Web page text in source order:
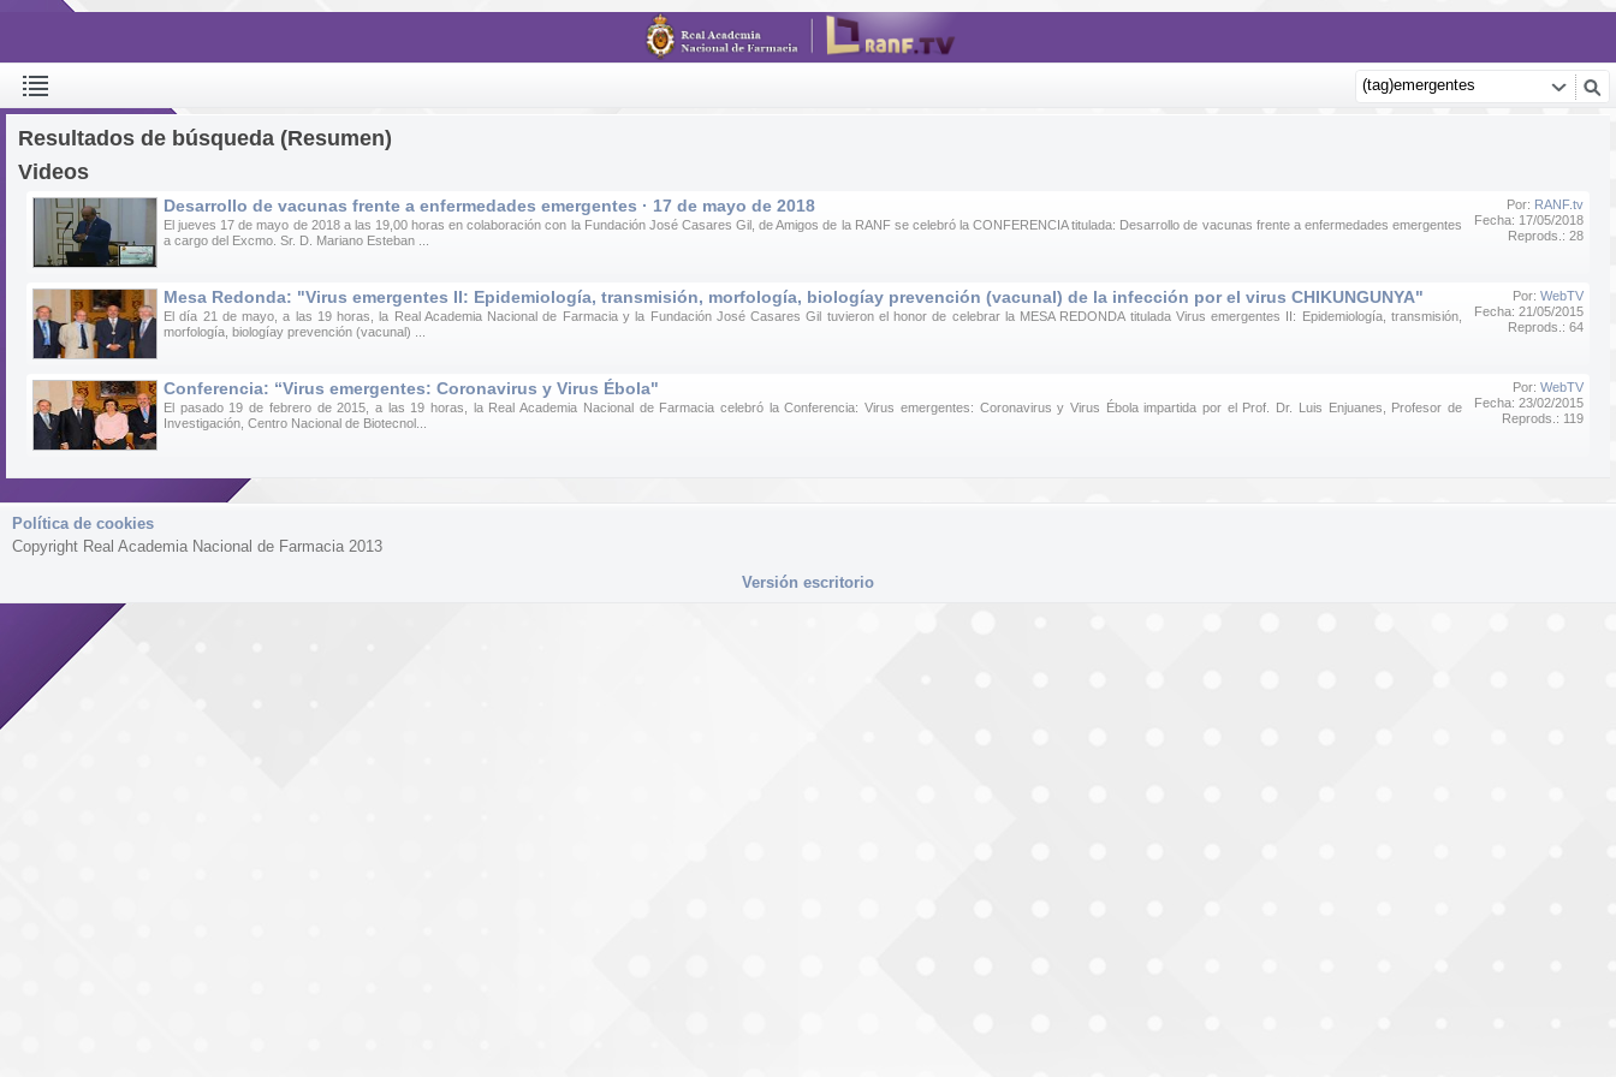
Resultados de búsqueda (Resumen)
Videos
Por: RANF.tv
Fecha: 17/05/2018
Reprods.: 28
Desarrollo de vacunas frente a enfermedades emergentes · 17 de mayo de 2018
El jueves 17 de mayo de 2018 a las 19,00 horas en colaboración con la Fundación José Casares Gil, de Amigos de la RANF se celebró la CONFERENCIA titulada: Desarrollo de vacunas frente a enfermedades emergentes
a cargo del Excmo. Sr. D. Mariano Esteban ...
Por: WebTV
Fecha: 21/05/2015
Reprods.: 64
Mesa Redonda: "Virus emergentes II: Epidemiología, transmisión, morfología, biologíay prevención (vacunal) de la infección por el virus CHIKUNGUNYA"
El día 21 de mayo, a las 19 horas, la Real Academia Nacional de Farmacia y la Fundación José Casares Gil tuvieron el honor de celebrar la MESA REDONDA titulada Virus emergentes II: Epidemiología, transmisión,
morfología, biologíay prevención (vacunal) ...
Por: WebTV
Fecha: 23/02/2015
Reprods.: 119
Conferencia: “Virus emergentes: Coronavirus y Virus Ébola"
El pasado 19 de febrero de 2015, a las 19 horas, la Real Academia Nacional de Farmacia celebró la Conferencia: Virus emergentes: Coronavirus y Virus Ébola impartida por el Prof. Dr. Luis Enjuanes, Profesor de
Investigación, Centro Nacional de Biotecnol...
Política de cookies
Copyright Real Academia Nacional de Farmacia 2013
Versión escritorio